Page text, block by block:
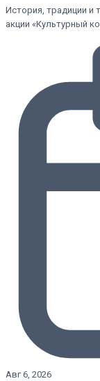
История, традиции и
акции «Культурный
Авг 6, 2026